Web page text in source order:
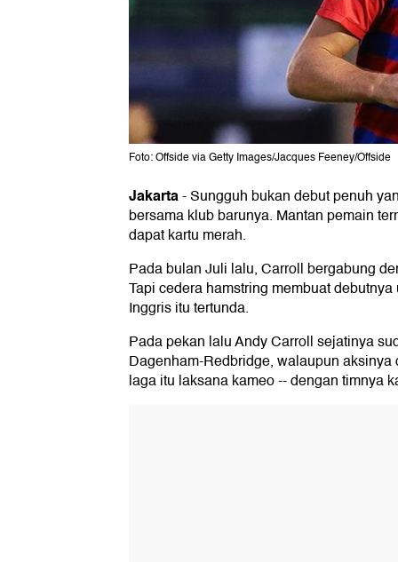
Foto: Offside via Getty Images/Jacques Feeney/Offside
Jakarta-Sungguh bukan debut penuh
bersama klub barunya. Mantan pemain
dapat kartu merah.
Pada bulan Juli lalu, Carroll bergabung
Tapi cedera hamstring membuat
Inggris itu tertunda.
Pada pekan lalu Andy Carroll sejatinya
Dagenham-Redbridge, walaupun
laga itu laksana kameo -- dengan timnya